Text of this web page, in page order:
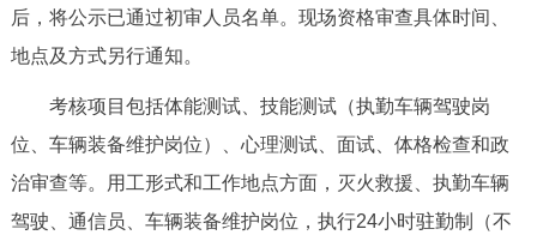
12345网上接诉即办 我要咨询 我要建议
走进北京
后，将公示已通过初审人员名单。现场资格审查具体时间、
地点及方式另行通知。
考核项目包括体能测试、技能测试（执勤车辆驾驶岗
位、车辆装备维护岗位）、心理测试、面试、体格检查和政
治审查等。用工形式和工作地点方面，灭火救援、执勤车辆
驾驶、通信员、车辆装备维护岗位，执行24小时驻勤制（不